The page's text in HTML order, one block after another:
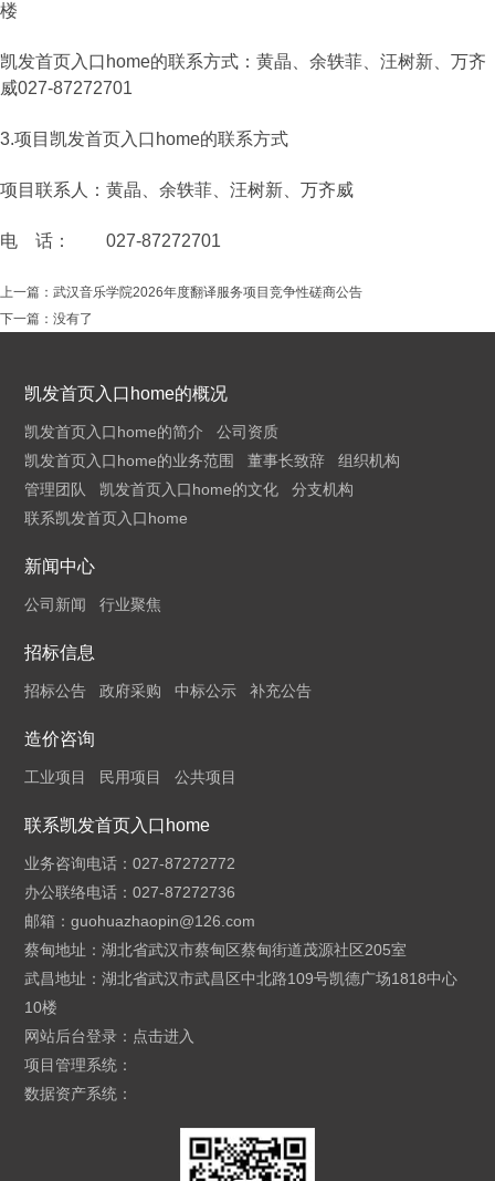
楼
凯发首页入口home的联系方式：黄晶、余轶菲、汪树新、万齐
威027-87272701
3.项目凯发首页入口home的联系方式
项目联系人：黄晶、余轶菲、汪树新、万齐威
电 话： 027-87272701
上一篇： 武汉音乐学院2026年度翻译服务项目竞争性磋商公告
下一篇：没有了
凯发首页入口home的概况
凯发首页入口home的简介
公司资质
凯发首页入口home的业务范围
董事长致辞
组织机构
管理团队
凯发首页入口home的文化
分支机构
联系凯发首页入口home
新闻中心
公司新闻 行业聚焦
招标信息
招标公告 政府采购 中标公示 补充公告
造价咨询
工业项目 民用项目 公共项目
联系凯发首页入口home
业务咨询电话：027-87272772
办公联络电话：027-87272736
邮箱：guohuazhaopin@126.com
蔡甸地址：湖北省武汉市蔡甸区蔡甸街道茂源社区205室
武昌地址：湖北省武汉市武昌区中北路109号凯德广场1818中心
10楼
网站后台登录： 点击进入
项目管理系统：
数据资产系统：